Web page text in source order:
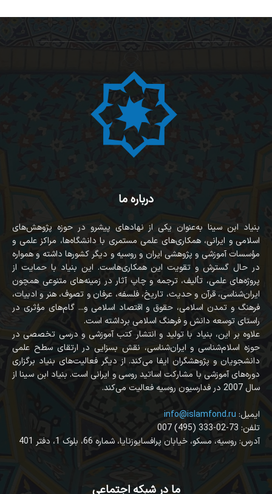
درباره ما
بنیاد ابن سینا به‌عنوان یکی از نهادهای پیشرو در حوزه پژوهش‌های
اسلامی و ایرانی، همکاری‌های علمی مستمری با دانشگاه‌ها، مراکز علمی و
مؤسسات آموزشی و پژوهشی ایران و روسیه و دیگر کشورها داشته و همواره
در حال گسترش و تقویت این همکاری‌هاست. این بنیاد با حمایت از
پروژه‌های علمی، تألیف، ترجمه و چاپ آثار در زمینه‌های متنوعی همچون
ایران‌شناسی، قرآن‌ و حدیث، تاریخ، فلسفه، عرفان و تصوف، هنر و ادبیات،
فرهنگ و تمدن اسلامی، حقوق و اقتصاد اسلامی و... گام‌های مؤثری در
راستای توسعه دانش و فرهنگ اسلامی برداشته است.
علاوه بر این، بنیاد با تولید و انتشار کتب آموزشی و درسی تخصصی در
حوزه اسلام‌شناسی و ایران‌شناسی، نقش بسزایی در ارتقای سطح علمی
دانشجویان و پژوهشگران ایفا می‌کند. از دیگر فعالیت‌های بنیاد برگزاری
دوره‌های آموزشی با مشارکت اساتید روسی و ایرانی است. بنیاد ابن سینا از
سال 2007 در فدارسیون روسیه فعالیت می‌کند.
info@islamfond.ru :ایمیل
007 (495) 333-02-73 :تلفن
آدرس: روسیه، مسکو، خیابان پرافسایوزنایا، شماره 66، بلوک 1، دفتر 401
ما در شبکه اجتماعی